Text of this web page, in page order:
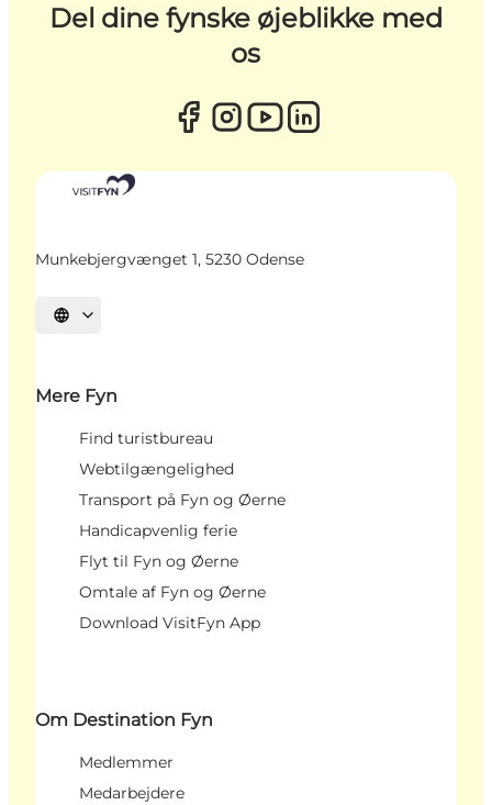
Del dine fynske øjeblikke med
os
Munkebjergvænget 1, 5230 Odense
Vælg sprog
Mere Fyn
Find turistbureau
Webtilgængelighed
Transport på Fyn og Øerne
Handicapvenlig ferie
Flyt til Fyn og Øerne
Omtale af Fyn og Øerne
Download VisitFyn App
Om Destination Fyn
Medlemmer
Medarbejdere